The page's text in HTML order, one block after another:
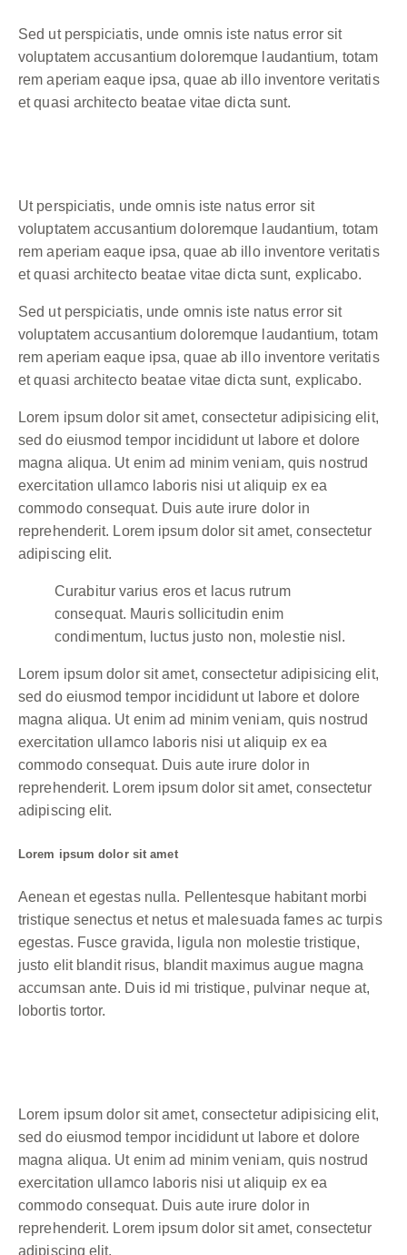
Sed ut perspiciatis, unde omnis iste natus error sit
voluptatem accusantium doloremque laudantium, totam
rem aperiam eaque ipsa, quae ab illo inventore veritatis
et quasi architecto beatae vitae dicta sunt.
Ut perspiciatis, unde omnis iste natus error sit
voluptatem accusantium doloremque laudantium, totam
rem aperiam eaque ipsa, quae ab illo inventore veritatis
et quasi architecto beatae vitae dicta sunt, explicabo.
Sed ut perspiciatis, unde omnis iste natus error sit
voluptatem accusantium doloremque laudantium, totam
rem aperiam eaque ipsa, quae ab illo inventore veritatis
et quasi architecto beatae vitae dicta sunt, explicabo.
Lorem ipsum dolor sit amet, consectetur adipisicing elit,
sed do eiusmod tempor incididunt ut labore et dolore
magna aliqua. Ut enim ad minim veniam, quis nostrud
exercitation ullamco laboris nisi ut aliquip ex ea
commodo consequat. Duis aute irure dolor in
reprehenderit. Lorem ipsum dolor sit amet, consectetur
adipiscing elit.
Curabitur varius eros et lacus rutrum
consequat. Mauris sollicitudin enim
condimentum, luctus justo non, molestie nisl.
Lorem ipsum dolor sit amet, consectetur adipisicing elit,
sed do eiusmod tempor incididunt ut labore et dolore
magna aliqua. Ut enim ad minim veniam, quis nostrud
exercitation ullamco laboris nisi ut aliquip ex ea
commodo consequat. Duis aute irure dolor in
reprehenderit. Lorem ipsum dolor sit amet, consectetur
adipiscing elit.
Lorem ipsum dolor sit amet
Aenean et egestas nulla. Pellentesque habitant morbi
tristique senectus et netus et malesuada fames ac turpis
egestas. Fusce gravida, ligula non molestie tristique,
justo elit blandit risus, blandit maximus augue magna
accumsan ante. Duis id mi tristique, pulvinar neque at,
lobortis tortor.
Lorem ipsum dolor sit amet, consectetur adipisicing elit,
sed do eiusmod tempor incididunt ut labore et dolore
magna aliqua. Ut enim ad minim veniam, quis nostrud
exercitation ullamco laboris nisi ut aliquip ex ea
commodo consequat. Duis aute irure dolor in
reprehenderit. Lorem ipsum dolor sit amet, consectetur
adipiscing elit.